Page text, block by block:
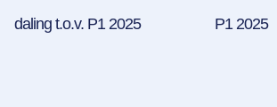
daling t.o.v. P1 2025
P1 2025